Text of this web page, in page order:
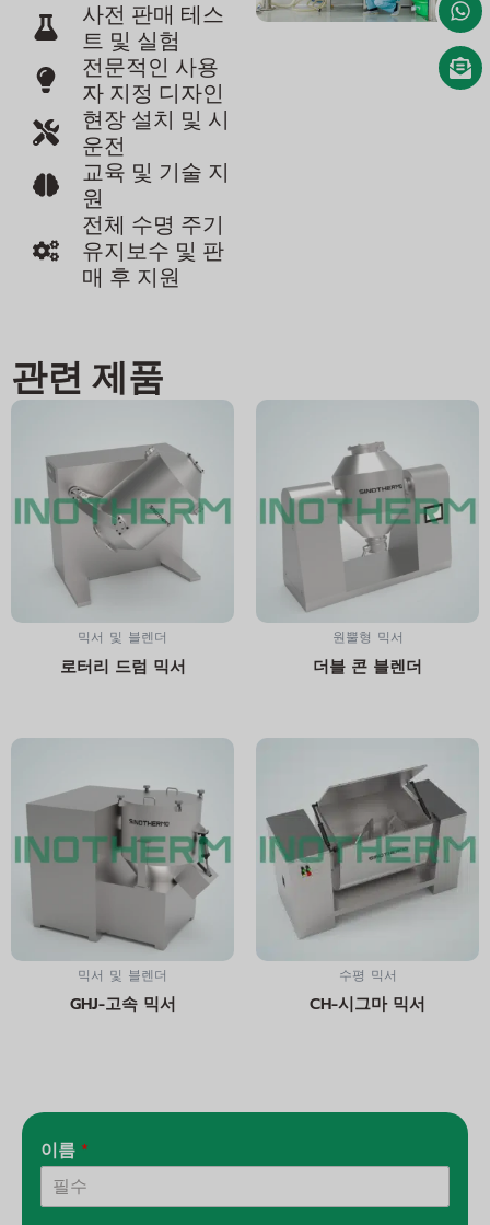
사전 판매 테스
트 및 실험
전문적인 사용
자 지정 디자인
현장 설치 및 시
운전
교육 및 기술 지
원
전체 수명 주기
유지보수 및 판
매 후 지원
관련 제품
믹서 및 블렌더
로터리 드럼 믹서
원뿔형 믹서
더블 콘 블렌더
믹서 및 블렌더
GHJ-고속 믹서
수평 믹서
CH-시그마 믹서
이름 *